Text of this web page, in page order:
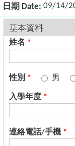
日期 Date:09/14/
基本資料
姓名 *
性別 * 男
入學年度 *
連絡電話/手機 *